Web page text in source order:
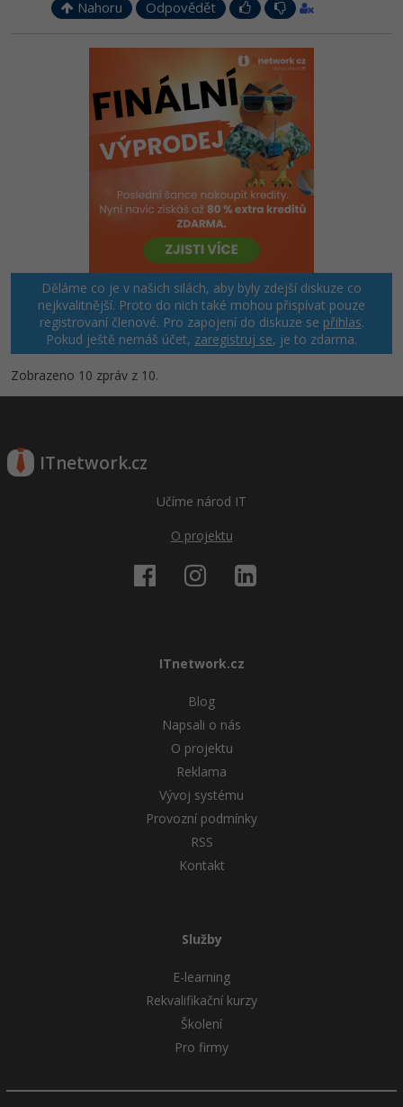
Nahoru Odpovědět
Děláme co je v našich silách, aby byly zdejší diskuze co
nejkvalitnější. Proto do nich také mohou přispívat pouze
registrovaní členové. Pro zapojení do diskuze se přihlas.
Pokud ještě nemáš účet, zaregistruj se, je to zdarma.
Zobrazeno 10 zpráv z 10.
ITnetwork.cz
Učíme národ IT
O projektu
ITnetwork.cz
Blog
Napsali o nás
O projektu
Reklama
Vývoj systému
Provozní podmínky
RSS
Kontakt
Služby
E-learning
Rekvalifikační kurzy
Školení
Pro firmy